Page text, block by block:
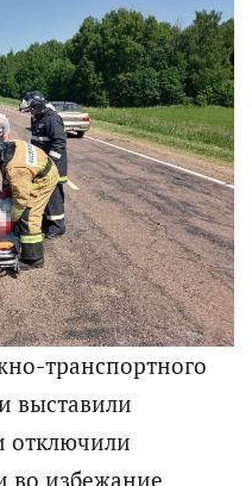
транспортного
выставили
отключили
во избежание